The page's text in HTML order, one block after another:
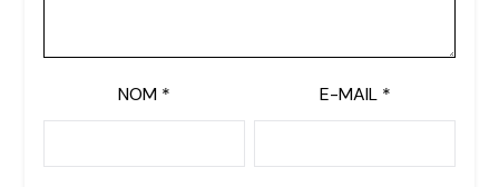
NOM * E-MAIL *